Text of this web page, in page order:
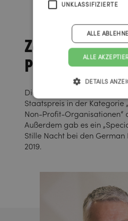
Zahlreiche
Preise
Die „Stille Nacht!“-
Staatspreis in der Kategorie
Non-Profit-Organisationen“
Außerdem gab es ein
Stille Nacht bei den German
2019.
UNKLASSIFIZIERTE
ALLE
ALLE
DETAILS